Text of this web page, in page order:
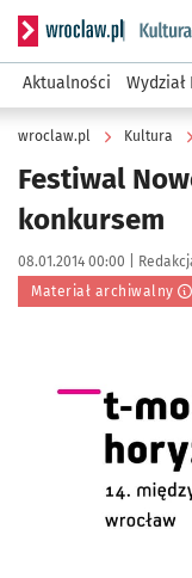
Serwis
Aktualności
wroclaw.pl Kultura
Festiwal
konkursem
Data publikacji:
08.01.2014 00:00 | Autor:
Materiał archiwalny